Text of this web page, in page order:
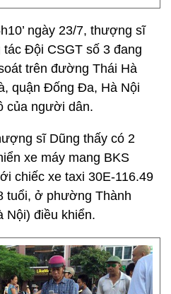
ngày 23/7, thượng sĩ
Đội CSGT số 3 đang
trên đường Thái Hà
quận Đống Đa, Hà Nội
của người dân.
sĩ Dũng thấy có 2
xe máy mang BKS
chiếc xe taxi 30E-116.49
tuổi, ở phường Thành
Nội) điều khiển.